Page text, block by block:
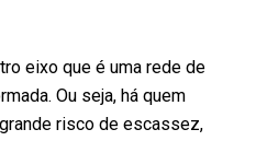
eixo que é uma rede de
Ou seja, há quem
risco de escassez,